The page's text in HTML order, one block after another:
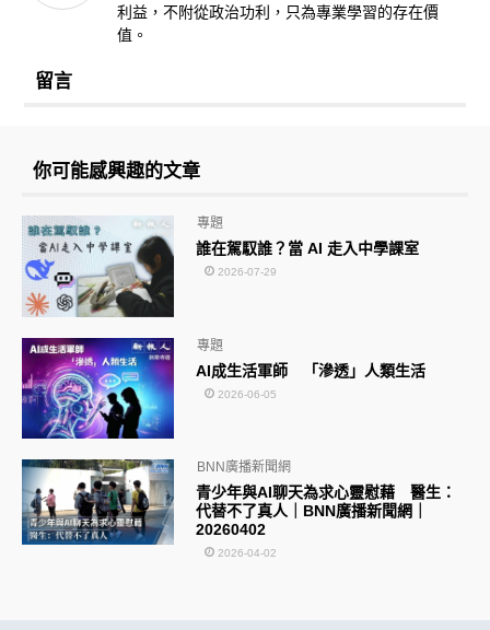
利益，不附從政治功利，只為專業學習的存在價
值。
留言
你可能感興趣的文章
誰在駕馭誰？當 AI 走入中學課室
專題
2026-07-29
AI成生活軍師 「滲透」人類生活
專題
2026-06-05
青少年與AI聊天為求心靈慰藉 醫生：
代替不了真人｜BNN廣播新聞網｜
20260402
BNN廣播新聞網
2026-04-02